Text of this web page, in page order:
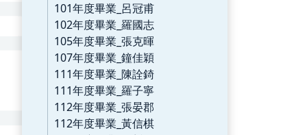
101年度畢業_呂冠甫
102年度畢業_羅國志
105年度畢業_張克暉
107年度畢業_鐘佳穎
111年度畢業_陳詮錡
111年度畢業_羅子寧
112年度畢業_張晏郡
112年度畢業_黃信棋